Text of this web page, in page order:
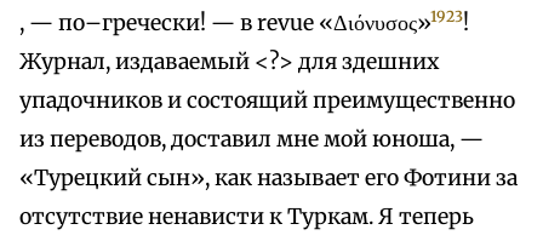
, — по–гречески! — в revue «Διόνυσος»1923!
Журнал, издаваемый <?> для здешних
упадочников и состоящий преимущественно
из переводов, доставил мне мой юноша, —
«Турецкий сын», как называет его Фотини за
отсутствие ненависти к Туркам. Я теперь